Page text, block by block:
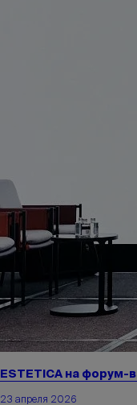
ESTETICA на форум-
23 апреля 2026